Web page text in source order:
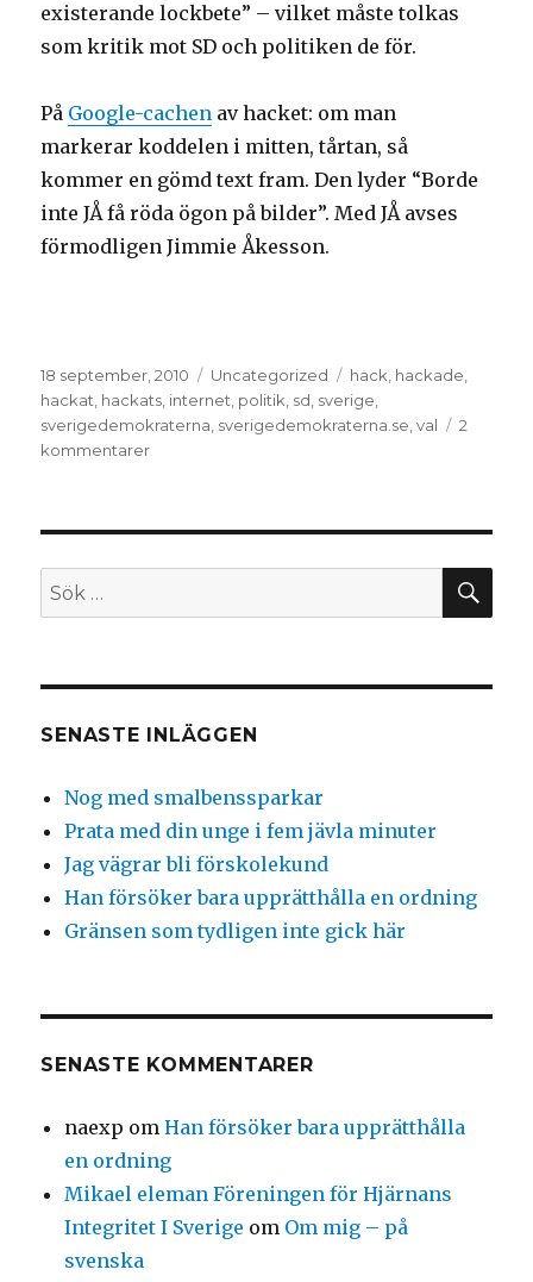
existerande lockbete” – vilket måste tolkas
som kritik mot SD och politiken de för.
På Google-cachen av hacket: om man
markerar koddelen i mitten, tårtan, så
kommer en gömd text fram. Den lyder “Borde
inte JÅ få röda ögon på bilder”. Med JÅ avses
förmodligen Jimmie Åkesson.
Postat
18 september, 2010 Kategorier
Uncategorized Taggar
hack hackade
hackat hackats internet politik sd sverige
sverigedemokraterna sverigedemokraterna.se ,val
2
kommentarertill
och
Sök
efter:
SENASTE INLÄGGEN
Nog med smalbenssparkar
Prata med din unge i fem jävla minuter
Jag vägrar bli förskolekund
Han försöker bara upprätthålla en ordning
Gränsen som tydligen inte gick här
SENASTE KOMMENTARER
naexp omHan försöker bara upprätthålla
en ordning
Mikael eleman Föreningen för Hjärnans
Integritet I Sverige om Om mig – på
svenska